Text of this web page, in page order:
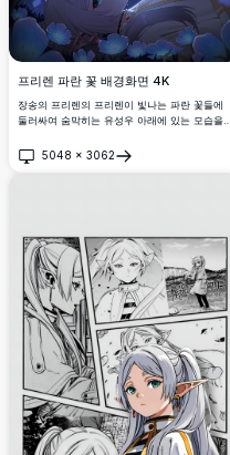
프리렌 파란 꽃 배경화면 4K
장송의 프리렌의 프리렌이 빛나는 파란 꽃들에
둘러싸여 숨막히는 유성우 아래에 있는 모습을
니다. 이 매혹적인 장면은 사랑받는 엘프 캐릭터
를 꿈같은 천상의 배경에서 놀라운 4K 디테일과
5048 × 3062
열기